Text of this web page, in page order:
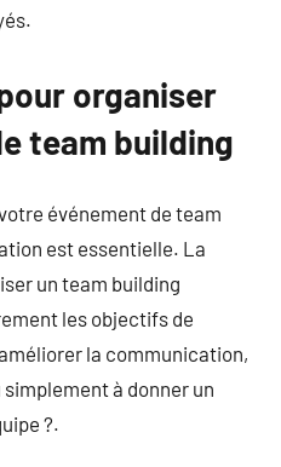
organiser
team building
événement de team
est essentielle. La
un team building
les objectifs de
la communication,
à donner un
?.